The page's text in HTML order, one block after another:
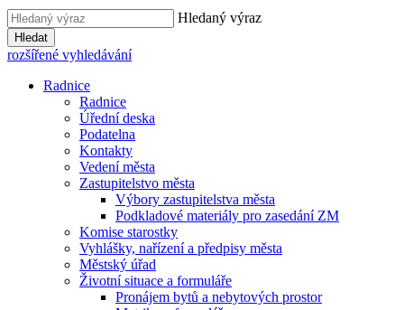
Hledaný výraz
Hledat
rozšířené vyhledávání
Radnice
Radnice
Úřední deska
Podatelna
Kontakty
Vedení města
Zastupitelstvo města
Výbory zastupitelstva města
Podkladové materiály pro zasedání ZM
Komise starostky
Vyhlášky, nařízení a předpisy města
Městský úřad
Životní situace a formuláře
Pronájem bytů a nebytových prostor